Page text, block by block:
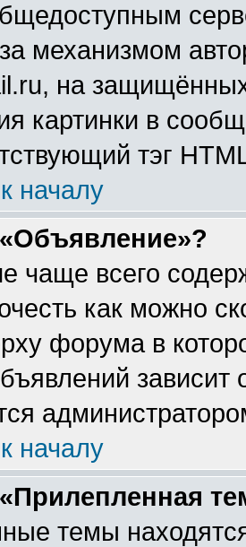
механизмом
на
картинки в
тэг
началу
чаще всего
как можно
форума в
зависит
началу
темы